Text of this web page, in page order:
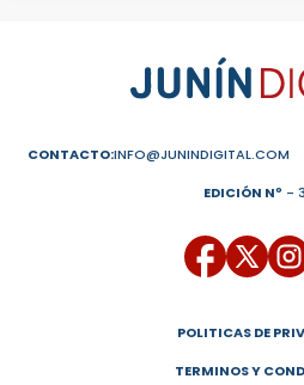
CONTACTO:INFO@JUNINDIGITAL.COM
EDICIÓN Nº -
POLITICAS DE
TERMINOS Y